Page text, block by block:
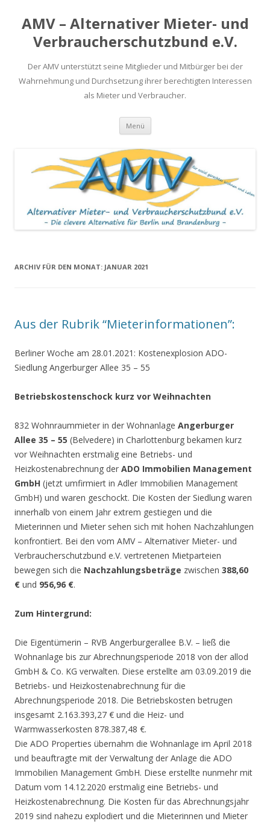
AMV – Alternativer Mieter- und
Verbraucherschutzbund e.V.
Der AMV unterstützt seine Mitglieder und Mitbürger bei der
Wahrnehmung und Durchsetzung ihrer berechtigten Interessen
als Mieter und Verbraucher.
Menü Springe
Inhalt
ARCHIV FÜR DEN MONAT: JANUAR 2021
Aus der Rubrik “Mieterinformationen”:
Berliner Woche am 28.01.2021: Kostenexplosion ADO-
Siedlung Angerburger Allee 35 – 55
Betriebskostenschock kurz vor Weihnachten
832 Wohnraummieter in der Wohnanlage Angerburger
Allee 35 – 55 (Belvedere) in Charlottenburg bekamen kurz
vor Weihnachten erstmalig eine Betriebs- und
Heizkostenabrechnung der ADO Immobilien Management
GmbH (jetzt umfirmiert in Adler Immobilien Management
GmbH) und waren geschockt. Die Kosten der Siedlung waren
innerhalb von einem Jahr extrem gestiegen und die
Mieterinnen und Mieter sehen sich mit hohen Nachzahlungen
konfrontiert. Bei den vom AMV – Alternativer Mieter- und
Verbraucherschutzbund e.V. vertretenen Mietparteien
bewegen sich die Nachzahlungsbeträge zwischen 388,60
€ und 956,96 €.
Zum Hintergrund:
Die Eigentümerin – RVB Angerburgerallee B.V. – ließ die
Wohnanlage bis zur Abrechnungsperiode 2018 von der allod
GmbH & Co. KG verwalten. Diese erstellte am 03.09.2019 die
Betriebs- und Heizkostenabrechnung für die
Abrechnungsperiode 2018. Die Betriebskosten betrugen
insgesamt 2.163.393,27 € und die Heiz- und
Warmwasserkosten 878.387,48 €.
Die ADO Properties übernahm die Wohnanlage im April 2018
und beauftragte mit der Verwaltung der Anlage die ADO
Immobilien Management GmbH. Diese erstellte nunmehr mit
Datum vom 14.12.2020 erstmalig eine Betriebs- und
Heizkostenabrechnung. Die Kosten für das Abrechnungsjahr
2019 sind nahezu explodiert und die Mieterinnen und Mieter